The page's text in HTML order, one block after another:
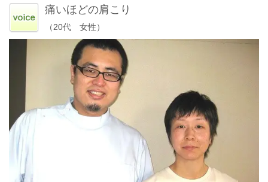
痛いほどの肩こり
（20代 女性）